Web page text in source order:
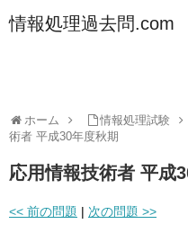
情報処理過去問.com
ホーム 情報処理試験
術者 平成30年度秋期
応用情報技術者 平成
<< 前の問題 | 次の問題 >>